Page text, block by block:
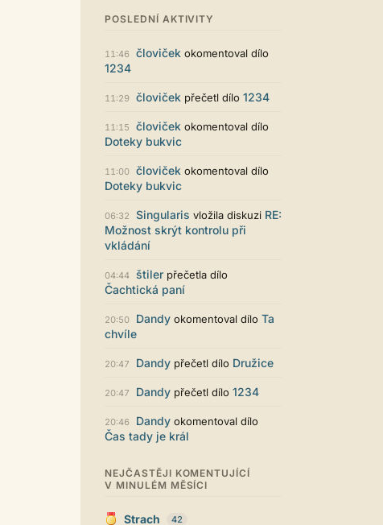
Líbí se mi tmavá varianta nového
vzhledu. Na některých místech
jsou sice mezi prvky příliš velké
určitě to půjde upravit místním
funkční a příjemný. Podvedl se.
Zajímavý počin. Líbí se mi jak je to
graficky promyšlené.
Ahoj všem! Právě jsem publikoval
svou druhou sbírku. Dostupná je ve
formátu pdf. Budu moc rád za
sobě, dostupná je například zde:
https://www.palmknihy.cz/ekniha/j
Kristína Melegová
ešte žije
Pena pace Lukio,... bude to tvrdy
zvykneme sei
chvilku jsem si zvykala, ale je to
moc pěkné
LUKiO 26.07. 20:38
POSLEDNÍ AKTIVITY
11:46 človiček okomentoval dílo
1234
11:29 človiček přečetl dílo 1234
11:15 človiček okomentoval dílo
Doteky bukvic
11:00 človiček okomentoval dílo
Doteky bukvic
06:32 Singularis vložila diskuzi RE:
Možnost skrýt kontrolu při
vkládání
04:44 štiler přečetla dílo
Čachtická paní
20:50 Dandy okomentoval dílo Ta
chvíle
20:47 Dandy přečetl dílo Družice
20:47 Dandy přečetl dílo 1234
20:46 Dandy okomentoval dílo
Čas tady je král
NEJČASTĚJI KOMENTUJÍCÍ
V MINULÉM MĚSÍCI
Strach 42